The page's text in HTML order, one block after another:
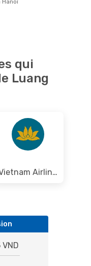
Hanoï
qui
Luang
Vietnam Airlines
VND